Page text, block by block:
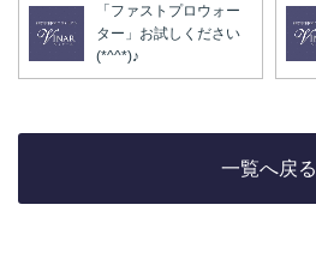
「ファストプロウォー
ター」お試しください
(*^^*)♪
一覧へ戻る